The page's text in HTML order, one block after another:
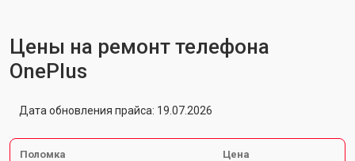
Цены на ремонт телефона
OnePlus
Дата обновления прайса: 19.07.2026
Поломка Цена